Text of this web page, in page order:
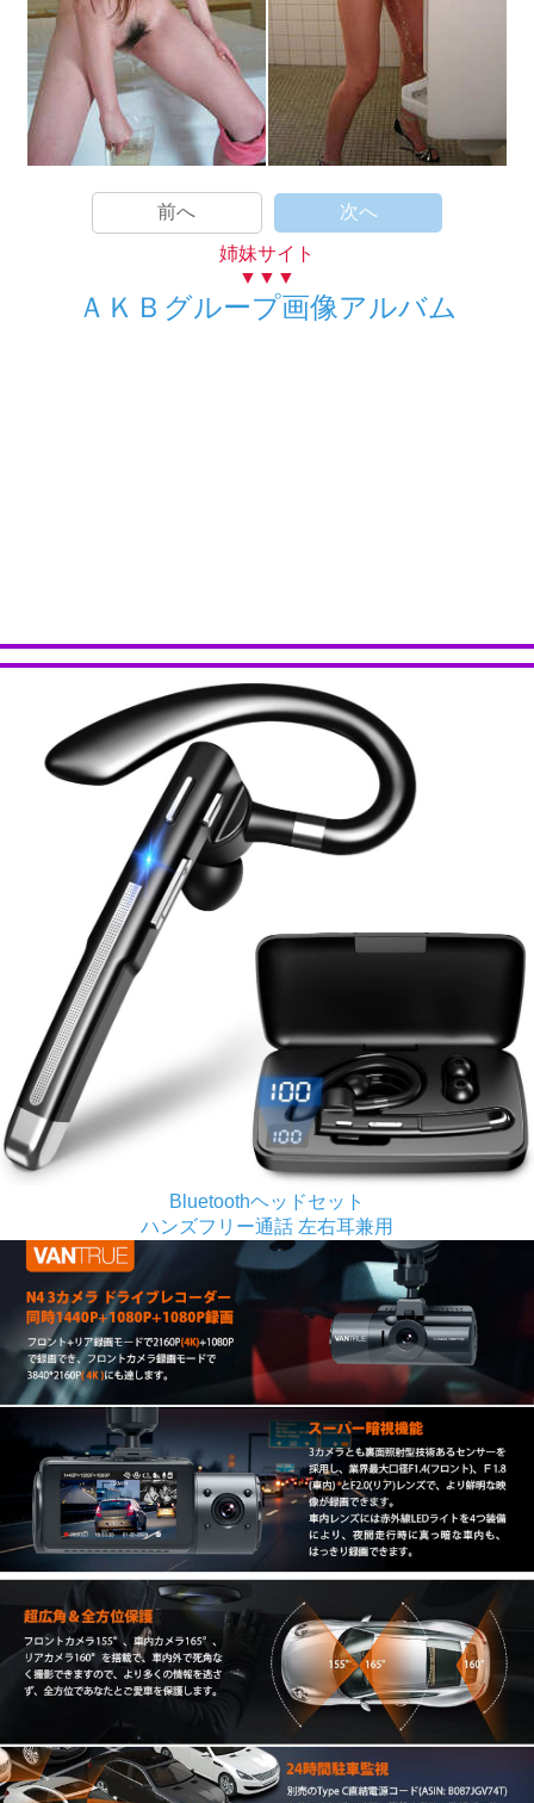
前へ 次へ
姉妹サイト
▼▼▼
ＡＫＢグループ画像アルバム
Bluetoothヘッドセット
ハンズフリー通話 左右耳兼用